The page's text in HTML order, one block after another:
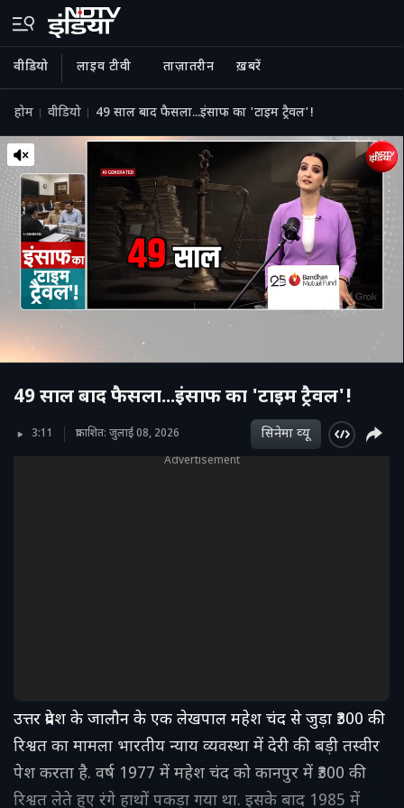
वीडियो लाइव टीवी ताज़ातरीन ख़बरें
होम वीडियो 49 साल बाद फैसला...इंसाफ का 'टाइम ट्रैवल'!
49 साल बाद फैसला...इंसाफ का 'टाइम ट्रैवल'!
3:11 प्रकाशित: जुलाई 08, 2026 सिनेमा व्‍यू
Advertisement
उत्तर प्रदेश के जालौन के एक लेखपाल महेश चंद से जुड़ा ₹300 की
रिश्वत का मामला भारतीय न्याय व्यवस्था में देरी की बड़ी तस्वीर
पेश करता है. वर्ष 1977 में महेश चंद को कानपुर में ₹300 की
रिश्वत लेते हुए रंगे हाथों पकड़ा गया था. इसके बाद 1985 में